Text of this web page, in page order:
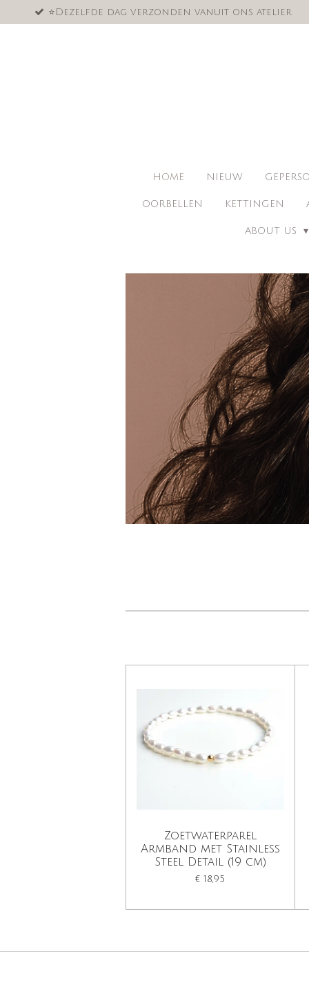
direct
⭐️Dezelfde dag verzonden vanuit ons atelier
HOME NIEUW
OORBELLEN KETTINGEN
ABOUT US
Zoetwaterparel
Armband met Stainless
Steel Detail (19 cm)
€ 18,95